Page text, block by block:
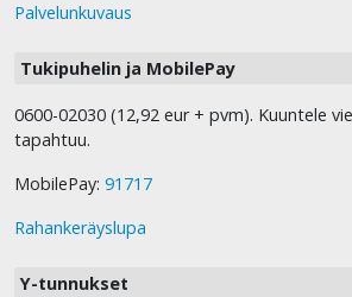
Palvelunkuvaus
Tukipuhelin ja MobilePay
0600-02030 (12,92 eur + pvm). Kuuntele
tapahtuu.
MobilePay: 91717
Rahankeräyslupa
Y-tunnukset